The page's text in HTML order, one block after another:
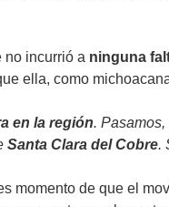
no incurrió a ninguna
ella, como
en la región.
Santa Clara del Cobre.
momento de que el